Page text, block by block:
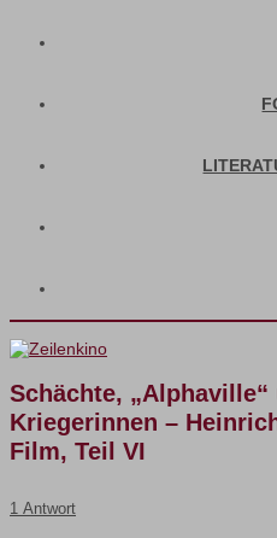
Schächte,
Kriegerinnen –
Film, Teil VI
1 Antwort